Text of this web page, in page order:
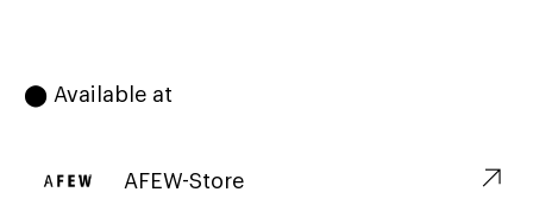
⬤ Available at
AFEW-Store ↗︎